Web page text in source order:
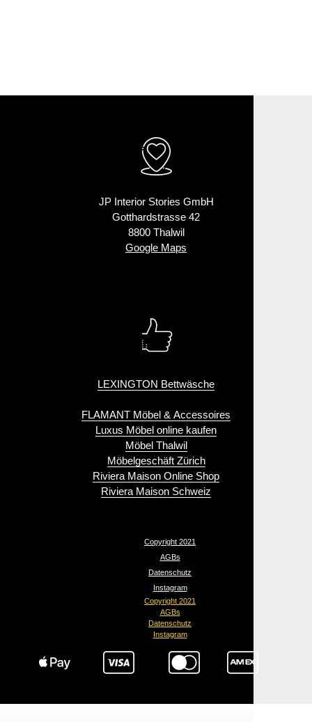
JP Interior Stories GmbH
Gotthardstrasse 42
8800 Thalwil
Google Maps
LEXINGTON Bettwäsche
FLAMANT Möbel & Accessoires
Luxus Möbel online kaufen
Möbel Thalwil
Möbelgeschäft Zürich
Riviera Maison Online Shop
Riviera Maison Schweiz
Copyright 2021
AGBs
Datenschutz
Instagram
Copyright 2021
AGBs
Datenschutz
Instagram